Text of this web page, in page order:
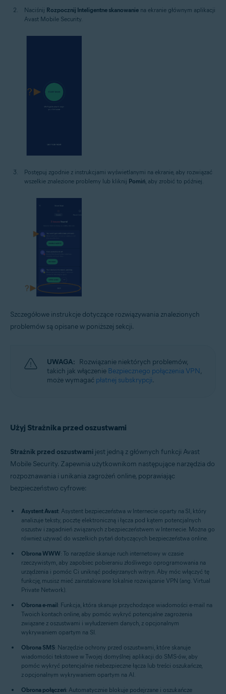
Naciśnij Rozpocznij Inteligentne skanowanie na ekranie głównym aplikacji
Avast Mobile Security.
Postępuj zgodnie z instrukcjami wyświetlanymi na ekranie, aby rozwiązać
wszelkie znalezione problemy lub kliknij Pomiń , aby zrobić to później.
Szczegółowe instrukcje dotyczące rozwiązywania znalezionych
problemów są opisane w poniższej sekcji.
UWAGA: Rozwiązanie niektórych problemów,
takich jak włączenie Bezpiecznego połączenia VPN,
może wymagać płatnej subskrypcji.
Użyj Strażnika przed oszustwami
Strażnik przed oszustwami jest jedną z głównych funkcji Avast
Mobile Security. Zapewnia użytkownikom następujące narzędzia do
rozpoznawania i unikania zagrożeń online, poprawiając
bezpieczeństwo cyfrowe:
Asystent Avast: Asystent bezpieczeństwa w Internecie oparty na SI, który
analizuje teksty, pocztę elektroniczną i łącza pod kątem potencjalnych
oszustw i zagadnień związanych z bezpieczeństwem w Internecie. Można go
również używać do wszelkich pytań dotyczących bezpieczeństwa online.
Obrona WWW: To narzędzie skanuje ruch internetowy w czasie
rzeczywistym, aby zapobiec pobieraniu złośliwego oprogramowania na
urządzenia i pomóc Ci uniknąć podejrzanych witryn. Aby móc włączyć tę
funkcję, musisz mieć zainstalowane lokalnie rozwiązanie VPN (ang. Virtual
Private Network).
Obrona e-mail: Funkcja, która skanuje przychodzące wiadomości e-mail na
Twoich kontach online, aby pomóc wykryć potencjalne zagrożenia
związane z oszustwami i wyłudzeniem danych, z opcjonalnym
wykrywaniem opartym na SI.
Obrona SMS: Narzędzie ochrony przed oszustwami, które skanuje
wiadomości tekstowe w Twojej domyślnej aplikacji do SMS-ów, aby
pomóc wykryć potencjalnie niebezpieczne łącza lub treści oszukańcze,
z opcjonalnym wykrywaniem opartym na AI.
Obrona połączeń: Automatycznie blokuje podejrzane i oszukańcze